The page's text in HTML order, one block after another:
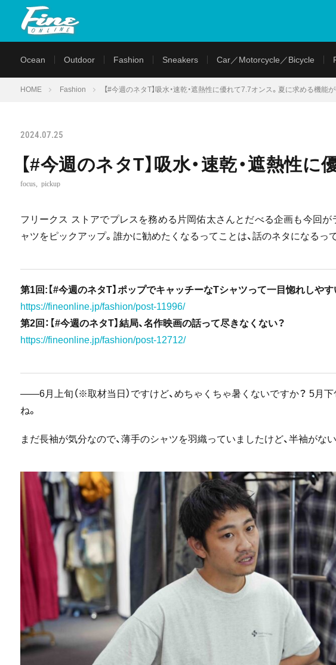
Ocean Outdoor Fashion Sneakers Car／Motorcycle／Bicycle
HOME Fashion 【#今週のネタT】吸水・速乾・遮熱性に優れて7.7オンス。夏に求める機能が
2024.07.25
【#今週のネタT】吸水・速乾・遮熱性
focus pickup
フリークス ストアでプレスを務める片岡佑太さんとだべる企画も今回が
ャツをピックアップ。誰かに勧めたくなるってことは、話のネタになるっ
第1回:【#今週のネタT】ポップでキャッチーなTシャツって一目惚れしやす
https://fineonline.jp/fashion/post-11996/
第2回：【#今週のネタT】結局、名作映画の話って尽きなくない？
https://fineonline.jp/fashion/post-12712/
――6月上旬（※取材当日）ですけど、めちゃくちゃ暑くないですか？ 5月
ね。
まだ長袖が気分なので、薄手のシャツを羽織っていましたけど、半袖がな